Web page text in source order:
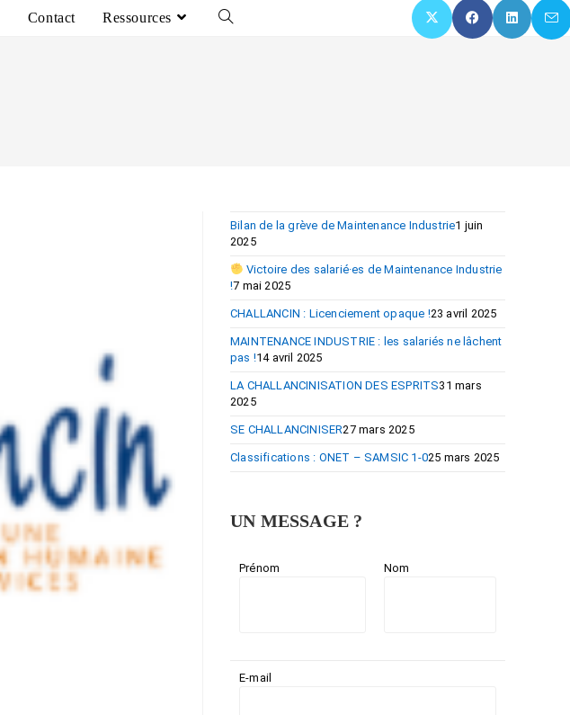
Contact Ressources
Bilan de la grève de Maintenance Industrie1 juin
2025
Victoire des salarié·es de Maintenance Industrie
!7 mai 2025
CHALLANCIN : Licenciement opaque !23 avril 2025
MAINTENANCE INDUSTRIE : les salariés ne lâchent
pas !14 avril 2025
LA CHALLANCINISATION DES ESPRITS31 mars
2025
SE CHALLANCINISER27 mars 2025
Classifications : ONET – SAMSIC 1-025 mars 2025
UN MESSAGE ?
Prénom Nom
E-mail